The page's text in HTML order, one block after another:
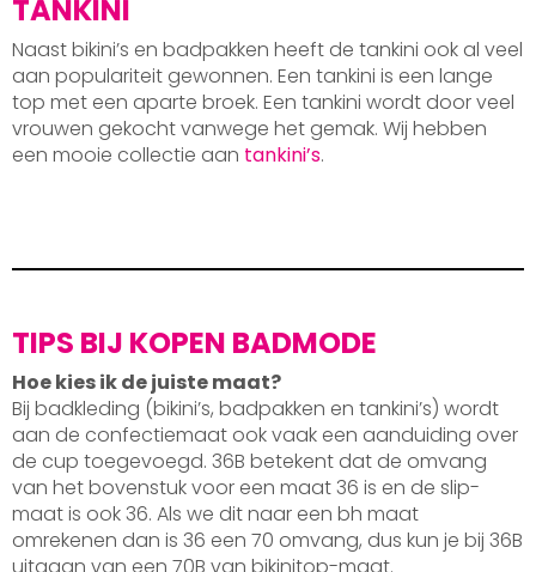
TANKINI
Naast bikini’s en badpakken heeft de tankini ook al veel
aan populariteit gewonnen. Een tankini is een lange
top met een aparte broek. Een tankini wordt door veel
vrouwen gekocht vanwege het gemak. Wij hebben
een mooie collectie aan tankini’s.
TIPS BIJ KOPEN BADMODE
Hoe kies ik de juiste maat?
Bij badkleding (bikini’s, badpakken en tankini’s) wordt
aan de confectiemaat ook vaak een aanduiding over
de cup toegevoegd. 36B betekent dat de omvang
van het bovenstuk voor een maat 36 is en de slip-
maat is ook 36. Als we dit naar een bh maat
omrekenen dan is 36 een 70 omvang, dus kun je bij 36B
uitgaan van een 70B van bikinitop-maat.